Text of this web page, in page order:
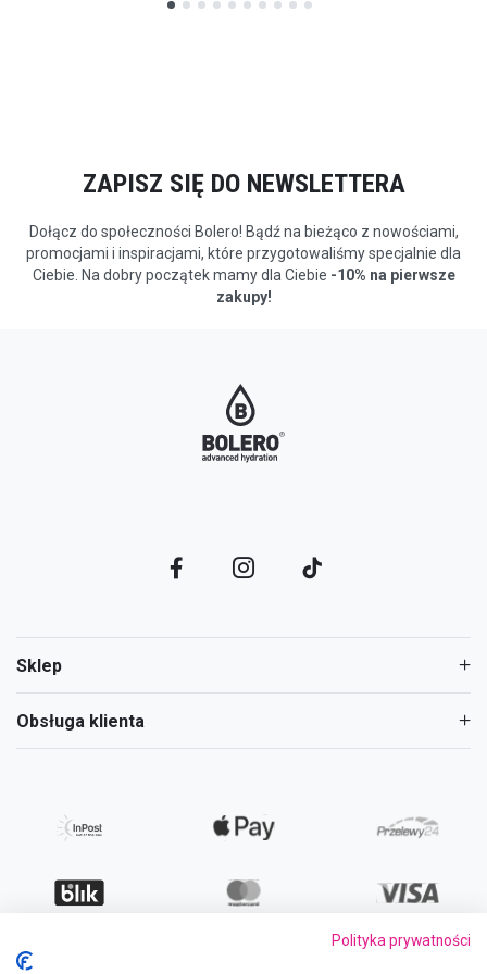
Sklep
Obsługa klienta
ZAPISZ SIĘ DO NEWSLETTERA
Dołącz do społeczności Bolero! Bądź na bieżąco z nowościami,
promocjami i inspiracjami, które przygotowaliśmy specjalnie dla
Ciebie. Na dobry początek mamy dla Ciebie -10% na pierwsze
zakupy!
Polityka prywatności